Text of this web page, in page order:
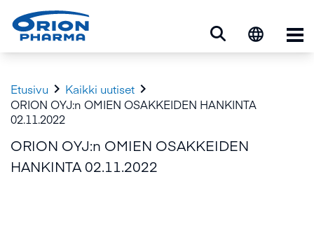
Etusivu  Kaikki uutiset 
ORION OYJ:n OMIEN OSAKKEIDEN HANKINTA
02.11.2022
ORION OYJ:n OMIEN OSAKKEIDEN
HANKINTA 02.11.2022